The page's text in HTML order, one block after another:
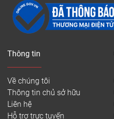
Thông tin
Về chúng tôi
Thông tin chủ sở hữu
Liên hệ
Hỗ trợ trực tuyến